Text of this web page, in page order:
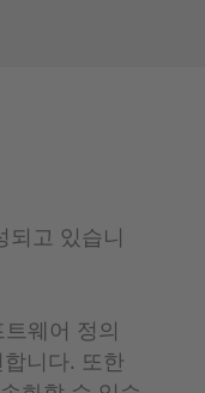
되고 있습니
웨어 정의
니다. 또한